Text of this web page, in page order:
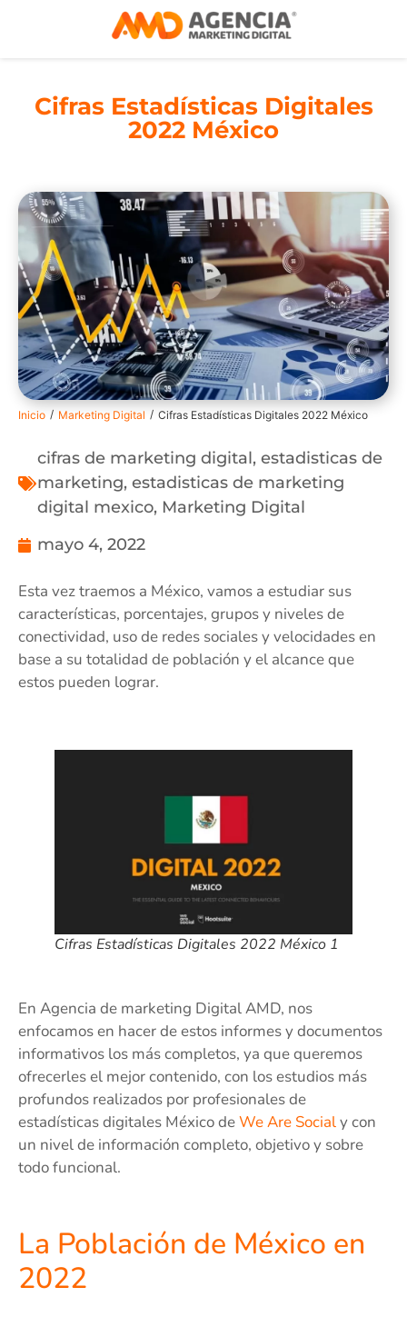
Cifras Estadísticas Digitales
2022 México
Inicio / Marketing Digital / Cifras Estadísticas Digitales 2022 México
cifras de marketing digital, estadisticas de
marketing, estadisticas de marketing
digital mexico, Marketing Digital
mayo 4, 2022
Esta vez traemos a México, vamos a estudiar sus
características, porcentajes, grupos y niveles de
conectividad, uso de redes sociales y velocidades en
base a su totalidad de población y el alcance que
estos pueden lograr.
Cifras Estadísticas Digitales 2022 México 1
En Agencia de marketing Digital AMD, nos
enfocamos en hacer de estos informes y documentos
informativos los más completos, ya que queremos
ofrecerles el mejor contenido, con los estudios más
profundos realizados por profesionales de
estadísticas digitales México deWe Are Socialy con
un nivel de información completo, objetivo y sobre
todo funcional.
La Población de México en
2022